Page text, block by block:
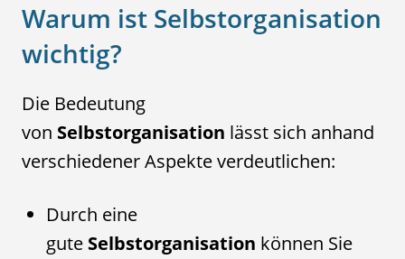
Warum ist Selbstorganisation
wichtig?
Die Bedeutung
von Selbstorganisation lässt sich anhand
verschiedener Aspekte verdeutlichen:
Durch eine
gute Selbstorganisation können Sie